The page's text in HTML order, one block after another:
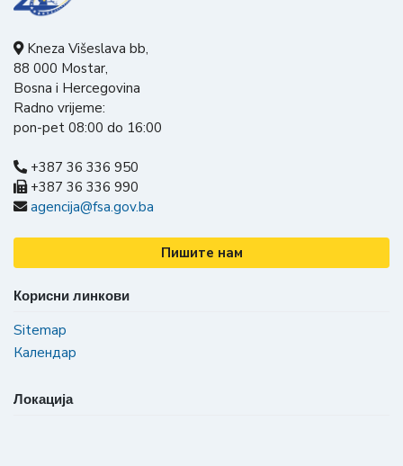
Kneza Višeslava bb,
88 000 Mostar,
Bosna i Hercegovina
Radno vrijeme:
pon-pet 08:00 do 16:00
+387 36 336 950
+387 36 336 990
agencija@fsa.gov.ba
Пишите нам
Корисни линкови
Sitemap
Календар
Локација